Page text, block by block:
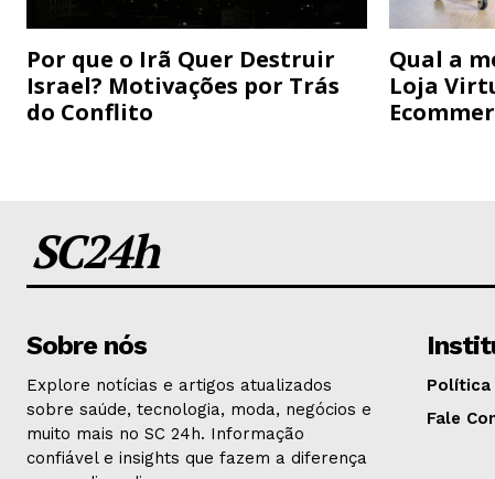
Por que o Irã Quer Destruir
Israel? Motivações por Trás
do Conflito
Qual a
Loja
SC24h
Sobre nós
Explore notícias e artigos atualizados
sobre saúde, tecnologia, moda, negócios e
muito mais no SC 24h. Informação
confiável e insights que fazem a diferença
Política
Fale